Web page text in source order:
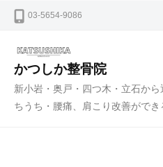
03-5654-9086
かつしか整骨院
新小岩・奥戸・四つ木・立石か
ちうち・腰痛、肩こり改善ができ